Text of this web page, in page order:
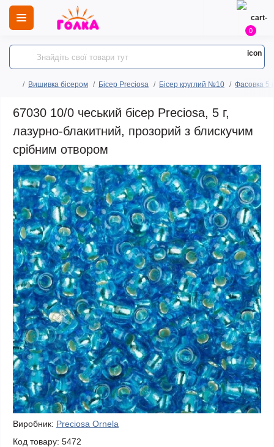
0
Вишивка бісером Бісер Preciosa Бісер круглий №10 Фасовка 5
67030 10/0 чеський бісер Preciosa, 5 г,
лазурно-блакитний, прозорий з блискучим
срібним отвором
Виробник: Preciosa Ornela
Код товару: 5472